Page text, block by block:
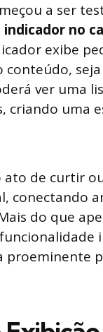
a ser
indicador no
exibe
ver uma
criando uma
ato de curtir
conectando
do que
proeminente